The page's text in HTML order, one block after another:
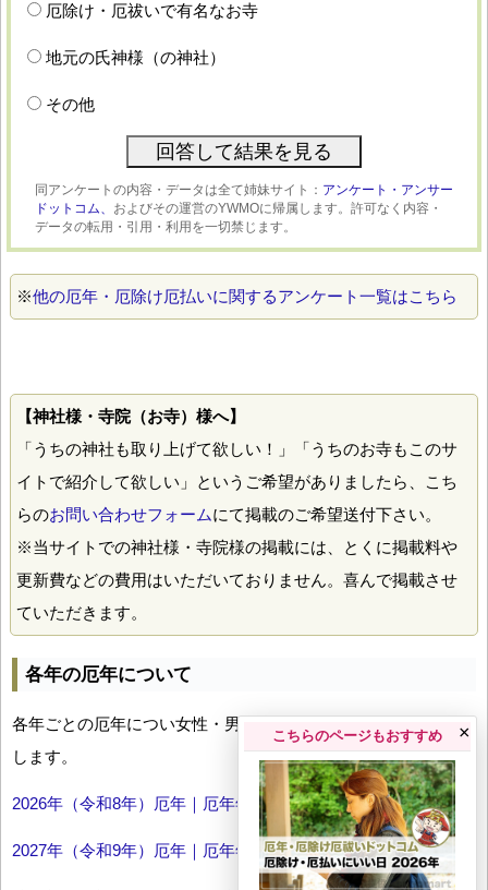
厄除け・厄祓いで有名なお寺
地元の氏神様（の神社）
その他
同アンケートの内容・データは全て姉妹サイト： アンケート・アンサー
ドットコム、 およびその運営のYWMOに帰属します。許可なく内容・
データの転用・引用・利用を一切禁じます。
※他の厄年・厄除け厄払いに関するアンケート一覧はこちら
【神社様・寺院（お寺）様へ】
「うちの神社も取り上げて欲しい！」「うちのお寺もこのサ
イトで紹介して欲しい」というご希望がありましたら、こち
らのお問い合わせフォームにて掲載のご希望送付下さい。
※当サイトでの神社様・寺院様の掲載には、とくに掲載料や
更新費などの費用はいただいておりません。喜んで掲載させ
ていただきます。
各年の厄年について
各年ごとの厄年につい女性・男性の年齢早見表とともにお伝え
します。
2026年（令和8年）厄年｜厄年年齢早見表
2027年（令和9年）厄年｜厄年年齢早見表
こちらのページもおすすめ ×